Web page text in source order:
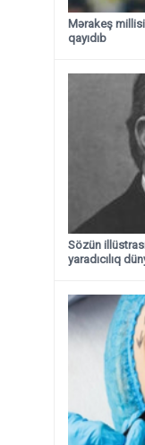
Mərakeş
qayıdıb
Sözün
yaradıcılıq